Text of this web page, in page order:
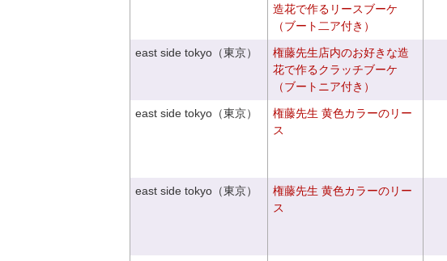
造花で作るリースブーケ
（ブート二ア付き）
east side tokyo（東京）
権藤先生店内のお好きな造
花で作るクラッチブーケ
（ブートニア付き）
east side tokyo（東京）
権藤先生 黄色カラーのリー
ス
east side tokyo（東京）
権藤先生 黄色カラーのリー
ス